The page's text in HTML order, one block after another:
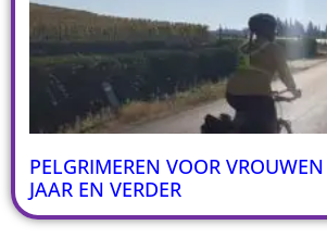
PELGRIMEREN VOOR
JAAR EN VERDER